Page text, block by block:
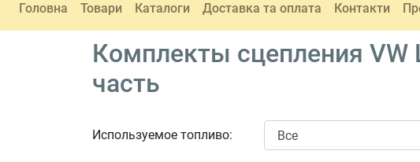
Головна Товари Каталоги Доставка та оплата Контакти
Комплекты сцепления
часть
Используемое топливо: